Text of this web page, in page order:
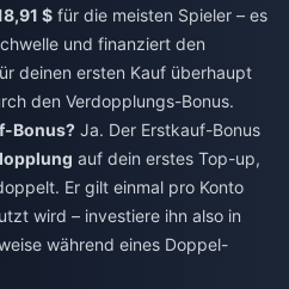
$ für die meisten Spieler – es
und finanziert den
deinen ersten Kauf überhaupt
den Verdopplungs-Bonus.
Bonus? Ja. Der Erstkauf-Bonus
auf dein erstes Top-up,
Er gilt einmal pro Konto
wird – investiere ihn also in
während eines Doppel-